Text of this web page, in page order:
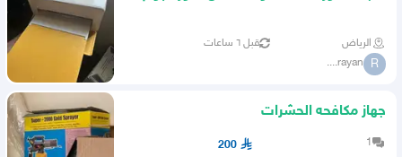
الرياض قبل ٦ ساعات
R
rayan....
جهاز مكافحه الحشرات
1
200